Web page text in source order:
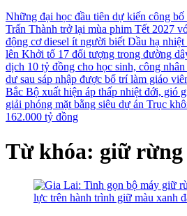
Những đại học đầu tiên dự kiến công
Trấn Thành trở lại mùa phim Tết 2027
động cơ diesel ít người biếtDầu hạ nhiệt
lên Khởi tố 17 đối tượng trong đường
dịch 10 tỷ đồng cho học sinh, công nhân
dư sau sáp nhập được bố trí làm giáo
Bắc Bộ xuất hiện áp thấp nhiệt đới, gió
giải phóng mặt bằng siêu dự án Trục
162.000 tỷ đồng
Từ khóa: giữ rừng